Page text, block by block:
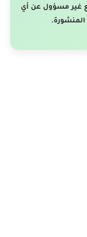
غير مسؤول عن أي
المنشورة.